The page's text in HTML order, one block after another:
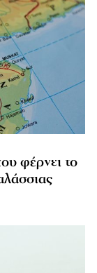
φέρνει το